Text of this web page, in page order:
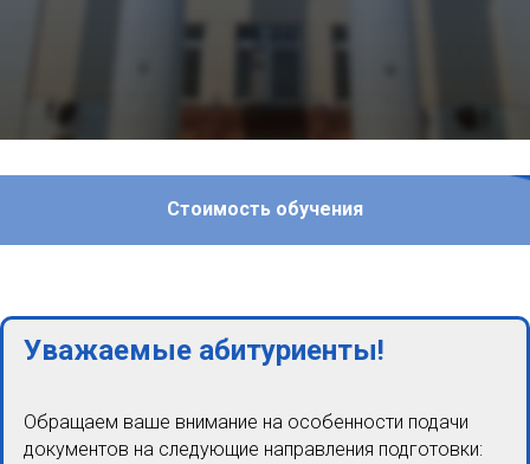
Стоимость обучения
Уважаемые абитуриенты!
Обращаем ваше внимание на особенности подачи
документов на следующие направления подготовки: